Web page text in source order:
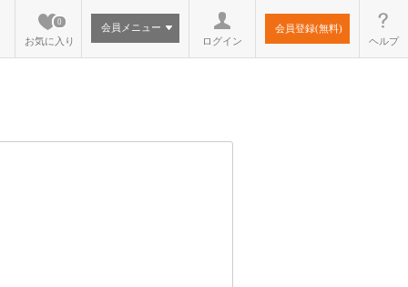
お気に入り
0
会員メニュー
ログイン
会員登録(無料)
ヘルプ